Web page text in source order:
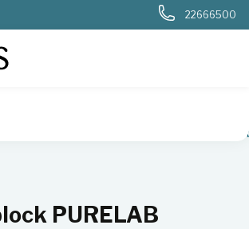
22666500
PURELAB